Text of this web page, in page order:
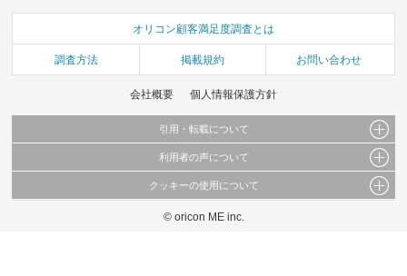
オリコン顧客満足度調査とは
調査方法 掲載規約 お問い合わせ
会社概要 個人情報保護方針
引用・転載について
当サイトで公開されている情報（文字、写真、イラスト、画像データ等）及びこれらの配
これらの情報を権利者の許可なく無断転載・複製などの二次利用を行うことは固く禁じて
利用者の声について
当サイトに掲載している内容はすべてサービスの利用者が提出された見解・感想です。
弊社の見解・ 意見ではないことをご理解いただいた上でご覧ください。
クッキーの使用について
このサイトでは Cookie を使用して、ユーザーに合わせたコンテンツや広告の表示、ソー
© oricon ME inc.